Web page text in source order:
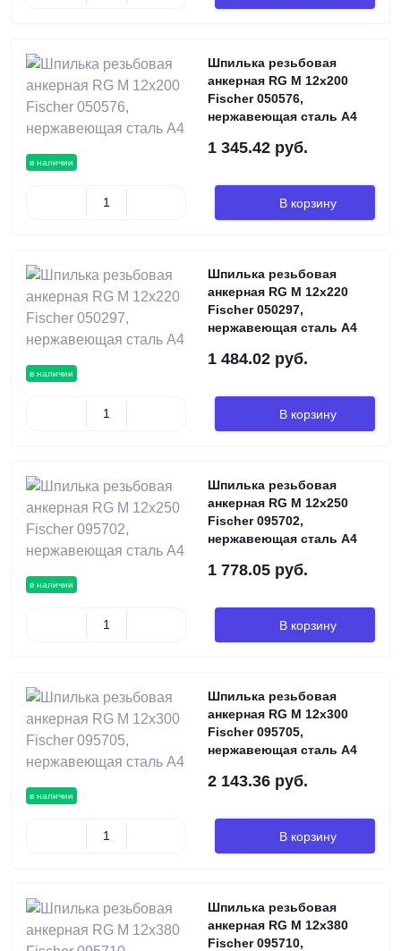
в наличии
Шпилька резьбовая
анкерная RG M 12х200
Fischer 050576,
нержавеющая сталь А4
1 345.42 руб.
В корзину
в наличии
Шпилька резьбовая
анкерная RG M 12х220
Fischer 050297,
нержавеющая сталь А4
1 484.02 руб.
В корзину
в наличии
Шпилька резьбовая
анкерная RG M 12х250
Fischer 095702,
нержавеющая сталь А4
1 778.05 руб.
В корзину
в наличии
Шпилька резьбовая
анкерная RG M 12х300
Fischer 095705,
нержавеющая сталь А4
2 143.36 руб.
В корзину
Шпилька резьбовая
анкерная RG M 12х380
Fischer 095710,